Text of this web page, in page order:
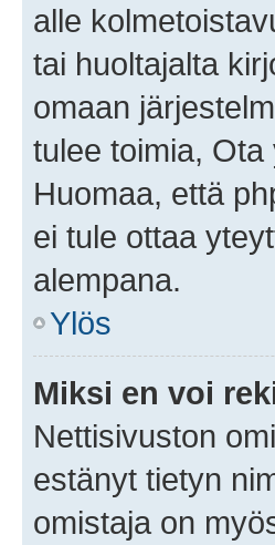
alle
tai huoltajalta
omaan
tulee toimia,
Huomaa, että
ei tule ottaa
alempana.
Ylös
Miksi en voi
Nettisivuston
estänyt tietyn
omistaja on